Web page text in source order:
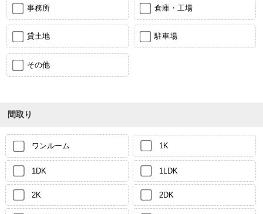
事務所 倉庫・工場
貸土地 駐車場
その他
間取り
ワンルーム 1K
1DK 1LDK
2K 2DK